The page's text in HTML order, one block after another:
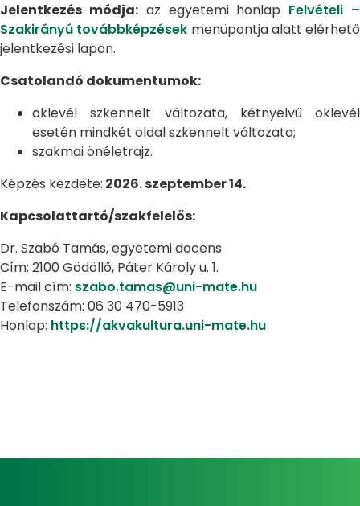
Jelentkezés módja:az egyetemi honlap Felvételi –
Szakirányú továbbképzések menüpontja alatt elérhető
jelentkezési lapon.
Csatolandó dokumentumok:
oklevél szkennelt változata, kétnyelvű oklevél
esetén mindkét oldal szkennelt változata;
szakmai önéletrajz.
Képzés kezdete: 2026. szeptember 14.
Kapcsolattartó/szakfelelős:
Dr. Szabó Tamás, egyetemi docens
Cím: 2100 Gödöllő, Páter Károly u. 1.
E-mail cím: szabo.tamas@uni-mate.hu
Telefonszám: 06 30 470-5913
Honlap: https://akvakultura.uni-mate.hu